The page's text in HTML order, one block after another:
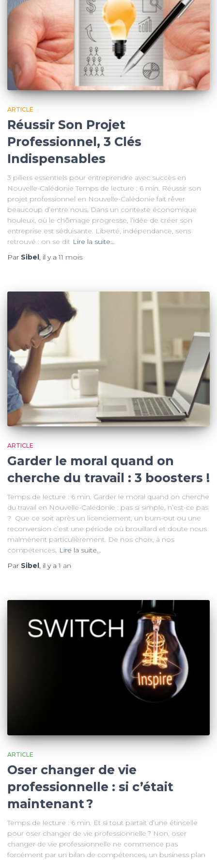
ARTICLE
Réussir Son Projet
Professionnel, 3 Clés
Indispensables
3 piliers essentiels pour entreprendre avec succès en
Nouvelle-Calédonie Temps de lecture : 6 min. Réussir son
projet professionnel en Nouvelle-Calédonie fait rêver
beaucoup d’entre nous. Dans un contexte économique
houleux, où le chômage progresse, l’idée de créer son
entreprise est séduisante. Liberté, indépendance, sens
retrouvé : on se dit Lire la suite…
Par Sibel, il y a11 mois
ARTICLE
Garder le moral quand on
cherche du travail : 3 boosters !
Temps de lecture : 6 min. Garder le moral quand on cherche
du travail en Nouvelle-Calédonie : pas si simple, n’est-ce pas
? Que ce soit après un licenciement, un burn-out ou une
reconversion c’est une période où brouillard et doute nous
malmènent particulièrement. De nos choix, à nos
compétences, Lire la suite…
Par Sibel, il y a1 an
ARTICLE
Oser changer de vie
professionnelle : si c’était
maintenant ?
Temps de lecture : 6 min. Et si tout partait d’une étincelle
pour oser changer de vie professionnelle ? Non, oser
changer de vie professionnelle ne commence pas
forcément par un bilan de compétences, un business plan